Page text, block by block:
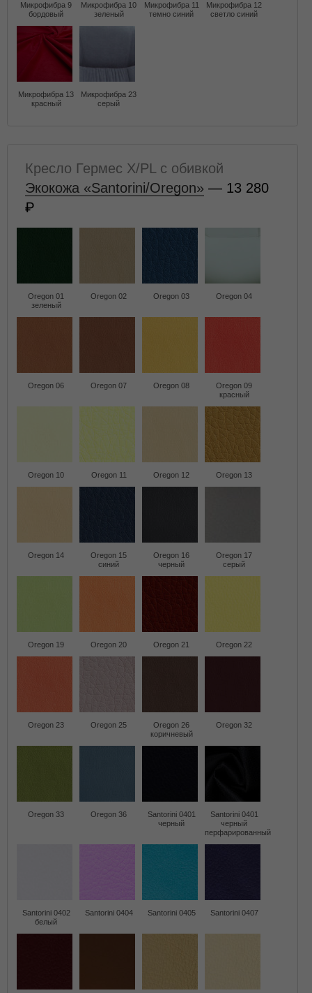
Микрофибра 9
бордовый
Микрофибра 10
зеленый
Микрофибра 11
темно синий
Микрофибра 12
светло синий
Микрофибра 13
красный
Микрофибра 23
серый
Кресло Гермес X/PL с обивкой
Экокожа «Santorini/Oregon» — 13 280
Oregon 01
зеленый
Oregon 02 Oregon 03 Oregon 04
Oregon 06 Oregon 07 Oregon 08
Oregon 09
красный
Oregon 10 Oregon 11 Oregon 12 Oregon 13
Oregon 14
Oregon 15
синий
Oregon 16
черный
Oregon 17
серый
Oregon 19 Oregon 20 Oregon 21 Oregon 22
Oregon 23 Oregon 25
Oregon 26
коричневый
Oregon 32
Oregon 33 Oregon 36
Santorini 0401
черный
Santorini 0401
черный
перфарированный
Santorini 0402
белый
Santorini 0404 Santorini 0405 Santorini 0407